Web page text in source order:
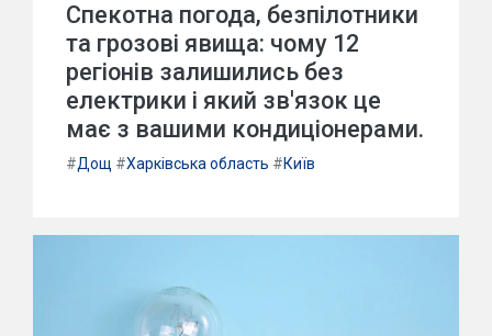
Спекотна погода, безпілотники
та грозові явища: чому 12
регіонів залишились без
електрики і який зв'язок це
має з вашими кондиціонерами.
#Дощ #Харківська область #Київ